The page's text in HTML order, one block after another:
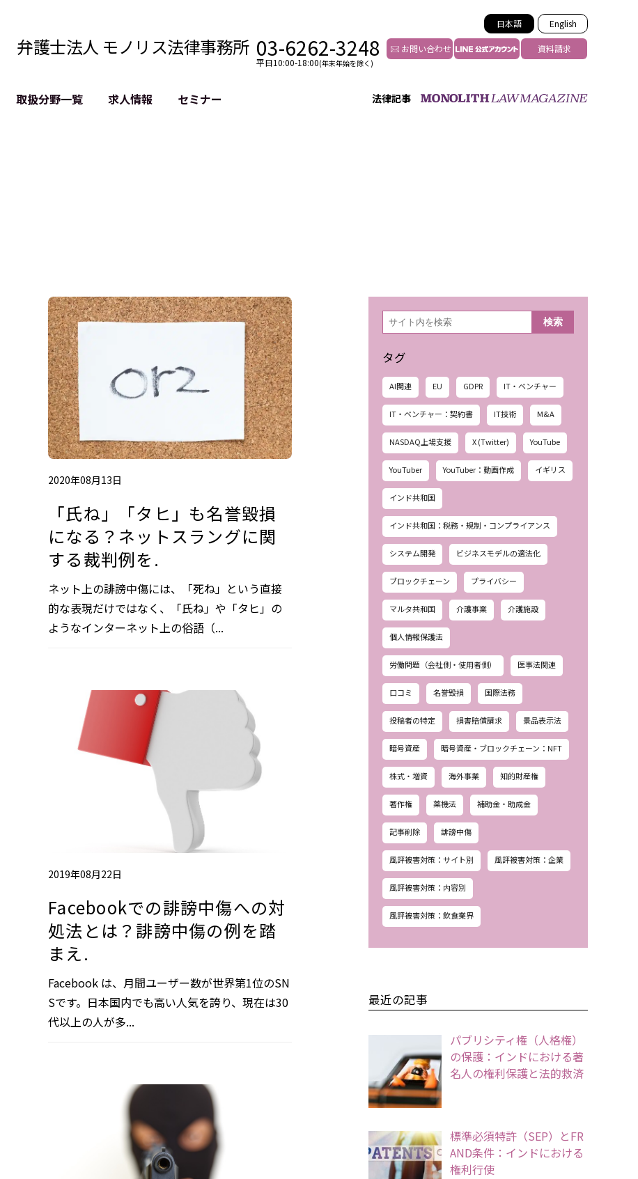
日本語 English
弁護士法人 モノリス法律事務所 03-6262-3248
平日10:00-18:00(年末年始を除く)
お問い合わせ 資料請求
法律記事
取扱分野一覧 求人情報 セミナー
2020年08月13日
「氏ね」「タヒ」も名誉毀損
になる？ネットスラングに関
する裁判例を.
ネット上の誹謗中傷には、「死ね」という直接
的な表現だけではなく、「氏ね」や「タヒ」の
ようなインターネット上の俗語（...
2019年08月22日
Facebookでの誹謗中傷への対
処法とは？誹謗中傷の例を踏
まえ.
Facebook は、月間ユーザー数が世界第1位のSN
Sです。日本国内でも高い人気を誇り、現在は30
代以上の人が多...
検
索 検索
タグ
AI関連 EU GDPR IT・ベンチャー
IT・ベンチャー：契約書 IT技術 M&A
NASDAQ上場支援 X (Twitter) YouTube
YouTuber YouTuber：動画作成 イギリス
インド共和国
インド共和国：税務・規制・コンプライアンス
システム開発 ビジネスモデルの適法化
ブロックチェーン プライバシー
マルタ共和国 介護事業 介護施設
個人情報保護法
労働問題（会社側・使用者側） 医事法関連
口コミ 名誉毀損 国際法務
投稿者の特定 損害賠償請求 景品表示法
暗号資産 暗号資産・ブロックチェーン：NFT
株式・増資 海外事業 知的財産権
著作権 薬機法 補助金・助成金
記事削除 誹謗中傷
風評被害対策：サイト別 風評被害対策：企業
風評被害対策：内容別
風評被害対策：飲食業界
最近の記事
パブリシティ権（人格権）
の保護：インドにおける著
名人の権利保護と法的救済
標準必須特許（SEP）とFR
AND条件：インドにおける
権利行使